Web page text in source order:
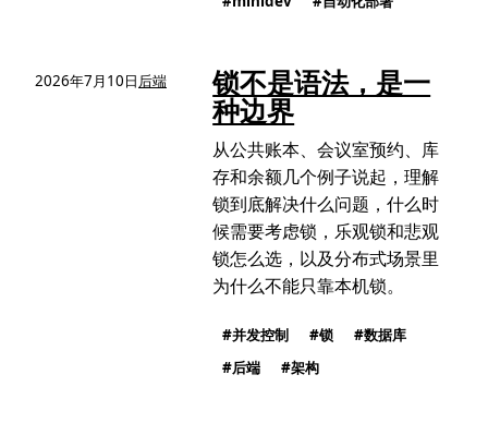
2026年7月10日后端
锁不是语法，是一
种边界
从公共账本、会议室预约、库
存和余额几个例子说起，理解
锁到底解决什么问题，什么时
候需要考虑锁，乐观锁和悲观
锁怎么选，以及分布式场景里
为什么不能只靠本机锁。
并发控制 锁
数据库
后端
架构